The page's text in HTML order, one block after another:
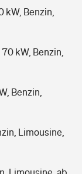
kW, Benzin,
kW, Benzin,
Benzin,
Limousine,